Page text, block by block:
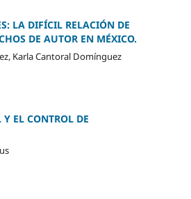
LA DIFÍCIL RELACIÓN DE
DE AUTOR EN MÉXICO.
Karla Cantoral Domínguez
EL CONTROL DE